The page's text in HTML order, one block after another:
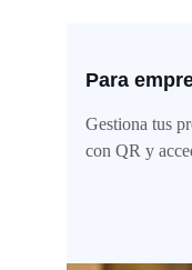
Para
Gestiona tus
con QR y